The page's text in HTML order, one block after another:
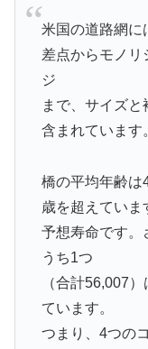
米国の道路網に
差点からモノリ
ジ
まで、サイズ
含まれています
橋の平均年齢は
歳を超えていま
予想寿命です。
うち1つ
（合計56,007
ています。
つまり、4つの